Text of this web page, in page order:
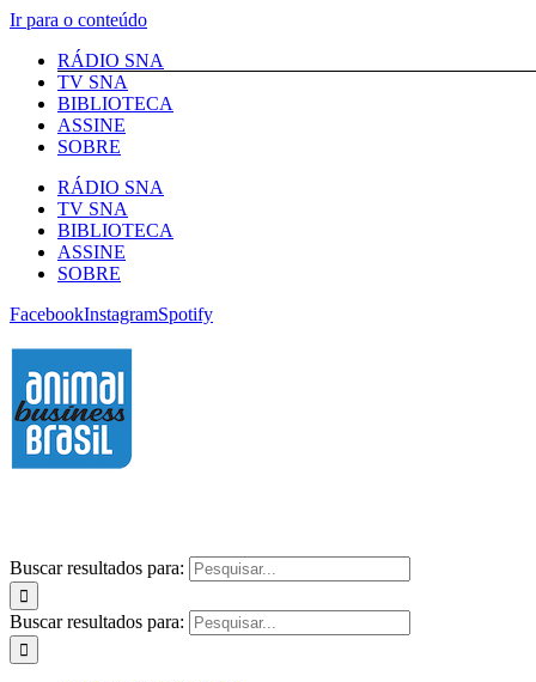
Ir para o conteúdo
RÁDIO SNA
TV SNA
BIBLIOTECA
ASSINE
SOBRE
RÁDIO SNA
TV SNA
BIBLIOTECA
ASSINE
SOBRE
FacebookInstagramSpotify
Buscar resultados para:
Buscar resultados para: